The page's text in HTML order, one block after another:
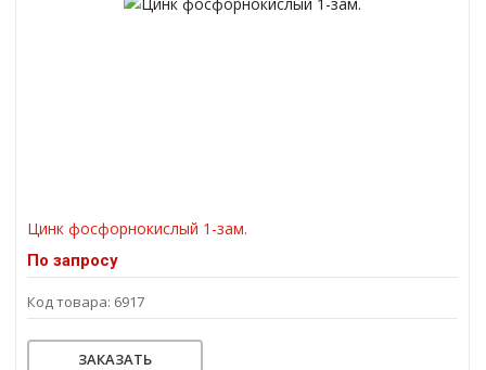
Цинк фосфорнокислый 1-зам.
По запросу
Код товара: 6917
ЗАКАЗАТЬ